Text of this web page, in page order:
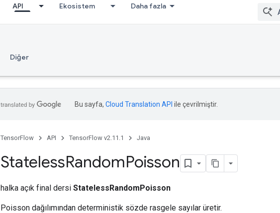
API Ekosistem Daha fazla
Diğer
Bu sayfa, Cloud Translation API ile çevrilmiştir.
TensorFlow API TensorFlow v2.11.1 Java
StatelessRandomPoisson
halka açık final dersi StatelessRandomPoisson
Poisson dağılımından deterministik sözde rasgele sayılar üretir.